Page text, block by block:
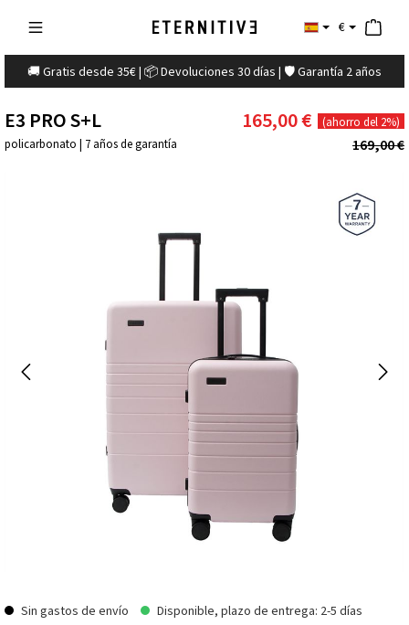
€
🚚 Gratis desde 35€ | 📦 Devoluciones 30 días | 🛡️ Garantía 2 años
E3 PRO S+L
policarbonato | 7 años de garantía
165,00 € (ahorro del 2%)
169,00 €
Sin gastos de envío
Disponible, plazo de entrega: 2-5 días